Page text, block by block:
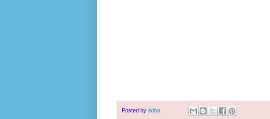
Posted by adha